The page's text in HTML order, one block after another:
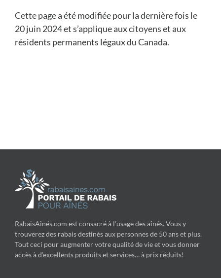
Cette page a été modifiée pour la dernière fois le
20 juin 2024 et s’applique aux citoyens et aux
résidents permanents légaux du Canada.
RabaisAînés.com est consacré à l’usage des aînés. Vous y
trouverez des rabais destinés aux personnes de 50 ans et plus.
Tout ceci pour augmenter votre qualité de vie et vous donner
accès à d’excellents produits et services… à prix réduits!